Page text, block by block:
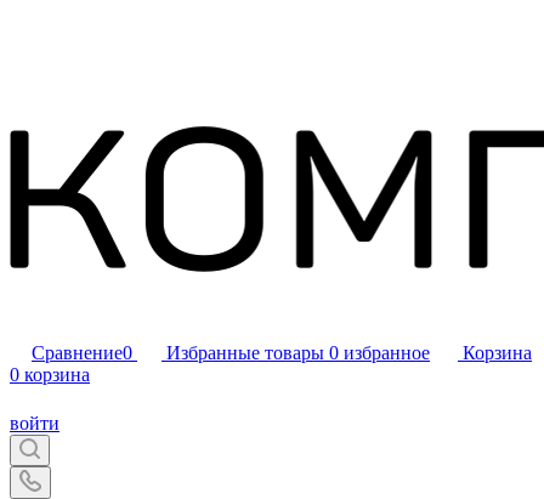
Сравнение0 Избранные товары 0 избранное
Корзина
0 корзина
войти